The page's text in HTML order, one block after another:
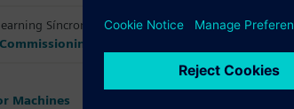
Síncrono / Ao Vivo)
for Machines
Machines